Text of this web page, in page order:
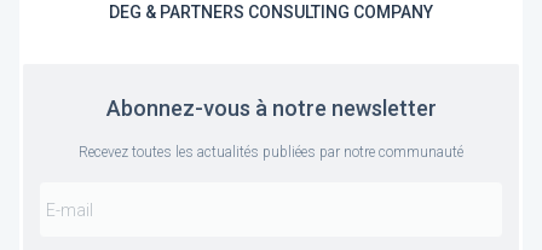
DEG & PARTNERS CONSULTING COMPANY
Abonnez-vous à notre newsletter
Recevez toutes les actualités publiées par notre communauté